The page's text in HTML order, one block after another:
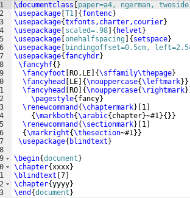
1
2
3
4
5
6
7
8
9
\documentclass
paper=a4, ngerman,
\usepackage T1 { fontenc}
\usepackage{txfonts,charter,courier}
\usepackage scaled=.98 { helvet }
\usepackage onehalfspacing { setspace}
\usepackage
bindingoffset=0.5cm,
\usepackage{ fancyhdr}
\fancyhf{ }
\fancyfoot
RO,LE {\sffamily\thepage}
\fancyhead
LE {\nouppercase{\leftmark}}
\fancyhead
RO {\nouppercase{\rightmark
\pagestyle{ fancy}
\renewcommand {\chaptermark} 1
{\markboth{\arabic{ chapter}~#1}{ }}
\renewcommand {\sectionmark} 1
{\markright{\thesection~#1}}
\usepackage{ blindtext }
\begin{document }
\chapter{xxxx}
\blindtext 7
\chapter{yyyy}
\end {document }